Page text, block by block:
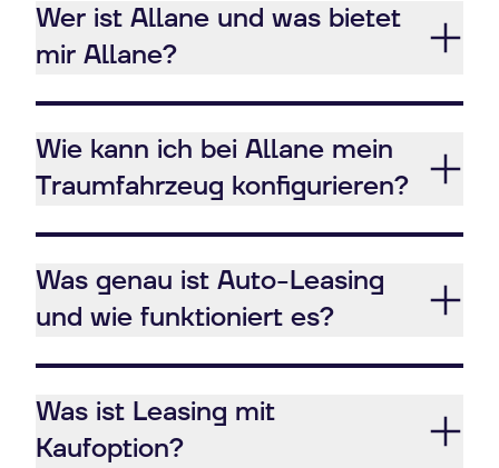
Wer ist Allane und was bietet
mir Allane?
Wie kann ich bei Allane mein
Traumfahrzeug konfigurieren?
Was genau ist Auto-Leasing
und wie funktioniert es?
Was ist Leasing mit
Kaufoption?